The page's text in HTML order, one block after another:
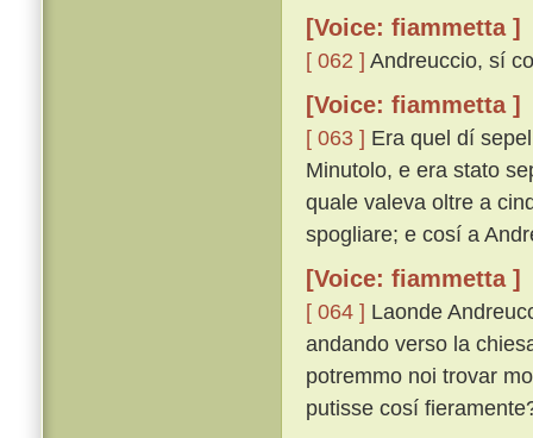
[Voice: fiammetta ]
[ 062 ] Andreuccio, sí
[Voice: fiammetta ]
[ 063 ] Era quel dí
Minutolo, e era stato
quale valeva oltre a
spogliare; e cosí a
[Voice: fiammetta ]
[ 064 ] Laonde
andando verso la
potremmo noi trovar
putisse cosí